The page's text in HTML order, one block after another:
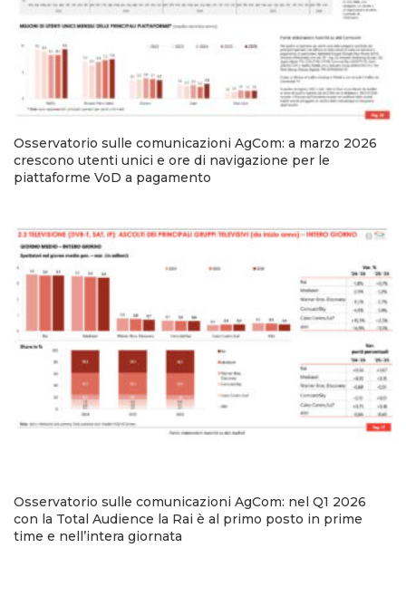
Osservatorio sulle comunicazioni AgCom: a marzo 2026
crescono utenti unici e ore di navigazione per le
piattaforme VoD a pagamento
Osservatorio sulle comunicazioni AgCom: nel Q1 2026
con la Total Audience la Rai è al primo posto in prime
time e nell’intera giornata